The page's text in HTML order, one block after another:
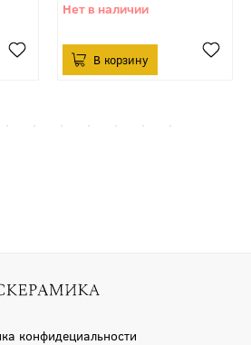
конфидециальности